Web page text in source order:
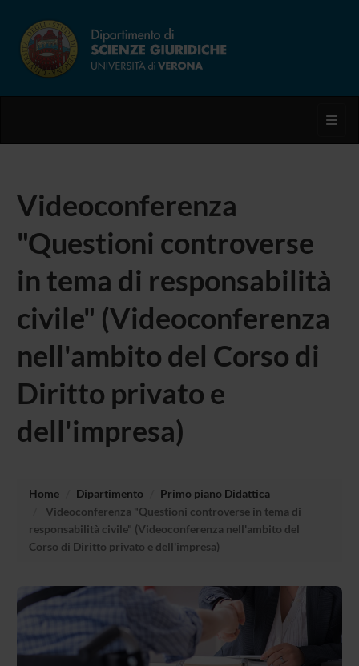
Videoconferenza
"Questioni controverse
in tema di responsabilità
civile" (Videoconferenza
nell'ambito del Corso di
Diritto privato e
dell'impresa)
Home Dipartimento
Primo piano Didattica
Videoconferenza "Questioni controverse in tema di
responsabilità civile" (Videoconferenza nell'ambito del
Corso di Diritto privato e dell'impresa)